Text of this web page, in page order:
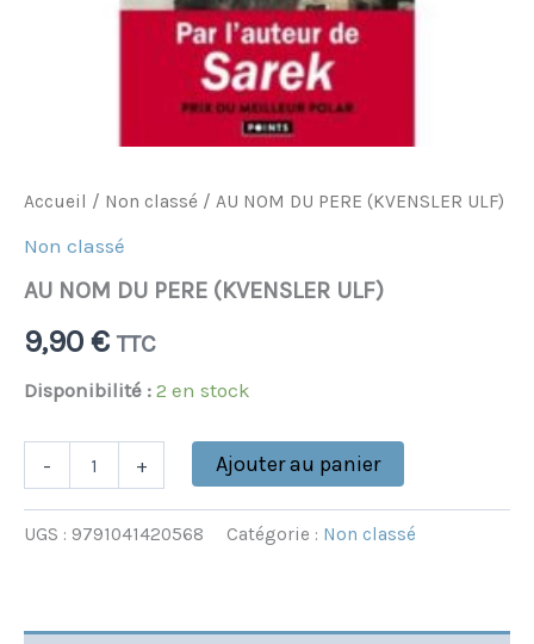
Accueil / Non classé / AU NOM DU PERE (KVENSLER ULF)
Non classé
AU NOM DU PERE (KVENSLER ULF)
9,90 € TTC
Disponibilité : 2 en stock
- + Ajouter au panier
UGS : 9791041420568 Catégorie : Non classé